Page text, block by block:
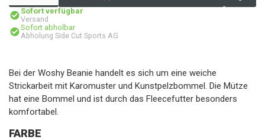
Sofort verfügbar
Versand
Sofort abholbar
Abholung Side Cut Sports AG
Bei der Woshy Beanie handelt es sich um eine weiche
Strickarbeit mit Karomuster und Kunstpelzbommel. Die Mütze
hat eine Bommel und ist durch das Fleecefutter besonders
komfortabel.
FARBE